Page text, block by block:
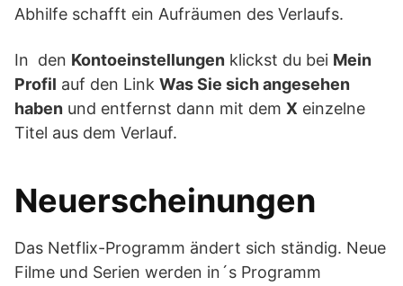
Abhilfe schafft ein Aufräumen des Verlaufs.
In den Kontoeinstellungen klickst du bei Mein
Profil auf den Link Was Sie sich angesehen
haben und entfernst dann mit dem X einzelne
Titel aus dem Verlauf.
Neuerscheinungen
Das Netflix-Programm ändert sich ständig. Neue
Filme und Serien werden in´s Programm